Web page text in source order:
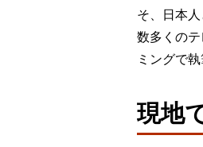
そ、日本
数多くの
ミングで
現地